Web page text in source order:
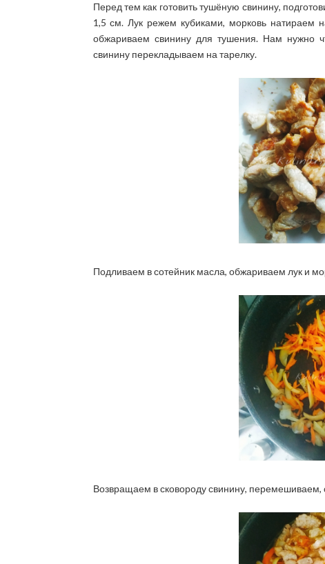
Перед тем как готовить тушёную свинину,
1,5 см. Лук режем кубиками, морковь натираем
обжариваем свинину для тушения. Нам нужно
свинину перекладываем на тарелку.
Подливаем в сотейник масла, обжариваем лук и
Возвращаем в сковороду свинину,